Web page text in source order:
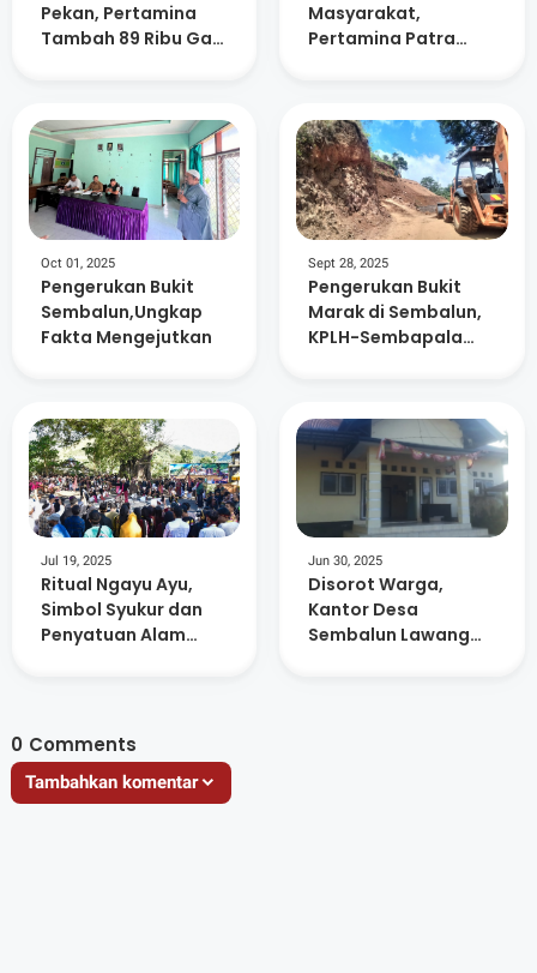
Pekan, Pertamina
Tambah 89 Ribu Gas
Masyarakat,
Pertamina Patra
Tambahan Di
Lombok Timur
Oct 01, 2025
Pengerukan Bukit
Sembalun,Ungkap
Fakta Mengejutkan
Sept 28, 2025
Pengerukan Bukit
Marak di Sembalun,
KPLH-Sembapala
Jul 19, 2025
Ritual Ngayu Ayu,
Simbol Syukur dan
Penyatuan Alam
Jun 30, 2025
Disorot Warga,
Kantor Desa
Sembalun Lawang
0 Comments
Tambahkan komentar